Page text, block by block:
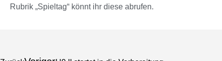
Rubrik „Spieltag“ könnt ihr diese abrufen.